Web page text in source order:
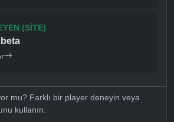
(SITE)
mu? Farklı bir player deneyin veya
kullanın.